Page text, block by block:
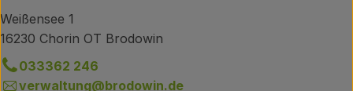
Weißensee 1
16230 Chorin OT Brodowin
033362 246
verwaltung@brodowin.de